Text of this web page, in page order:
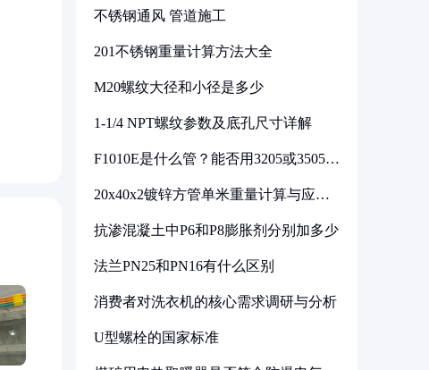
不锈钢通风 管道施工
201不锈钢重量计算方法大全
M20螺纹大径和小径是多少
1-1/4 NPT螺纹参数及底孔尺寸详解
F1010E是什么管？能否用3205或3505代
20x40x2镀锌方管单米重量计算与应用
抗渗混凝土中P6和P8膨胀剂分别加多少
法兰PN25和PN16有什么区别
消费者对洗衣机的核心需求调研与分析
U型螺栓的国家标准